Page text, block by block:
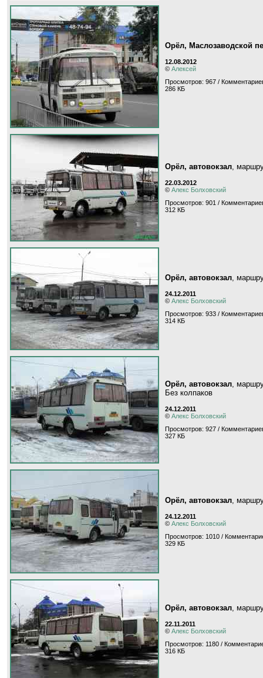
Орёл, Маслозаводской
12.08.2012
© Алексей
Просмотров: 967 /
286 КБ
Орёл, автовокзал,
22.03.2012
© Алекс Болховский
Просмотров: 901 /
312 КБ
Орёл, автовокзал,
24.12.2011
© Алекс Болховский
Просмотров: 933 /
314 КБ
Орёл, автовокзал,
Без колпаков
24.12.2011
© Алекс Болховский
Просмотров: 927 /
327 КБ
Орёл, автовокзал,
24.12.2011
© Алекс Болховский
Просмотров: 1010 /
329 КБ
Орёл, автовокзал,
22.11.2011
© Алекс Болховский
Просмотров: 1180 /
316 КБ